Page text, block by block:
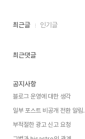
최
인
최근글 인기글
최근댓글
공지사항
블로그 운영에 대한 생각
일부 포스트 비공개 전환 알림.
부적절한 광고 신고 요청